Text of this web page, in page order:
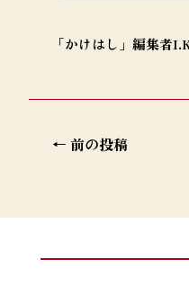
「かけはし」編集者
ー
← 前の投稿